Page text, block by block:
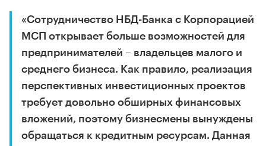
«Сотрудничество НБД-Банка с Корпорацией
МСП открывает больше возможностей для
предпринимателей – владельцев малого и
среднего бизнеса. Как правило, реализация
перспективных инвестиционных проектов
требует довольно обширных финансовых
вложений, поэтому бизнесмены вынуждены
обращаться к кредитным ресурсам. Данная